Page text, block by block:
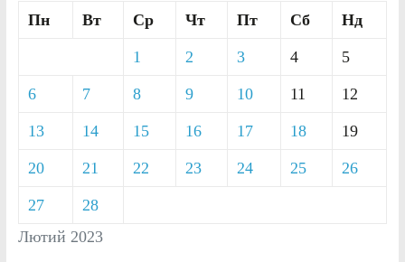
Лютий 2023
Пн Вт Ср Чт Пт Сб Нд
1 2 3 4 5
6 7 8 9 10 11 12
13 14 15 16 17 18 19
20 21 22 23 24 25 26
27 28